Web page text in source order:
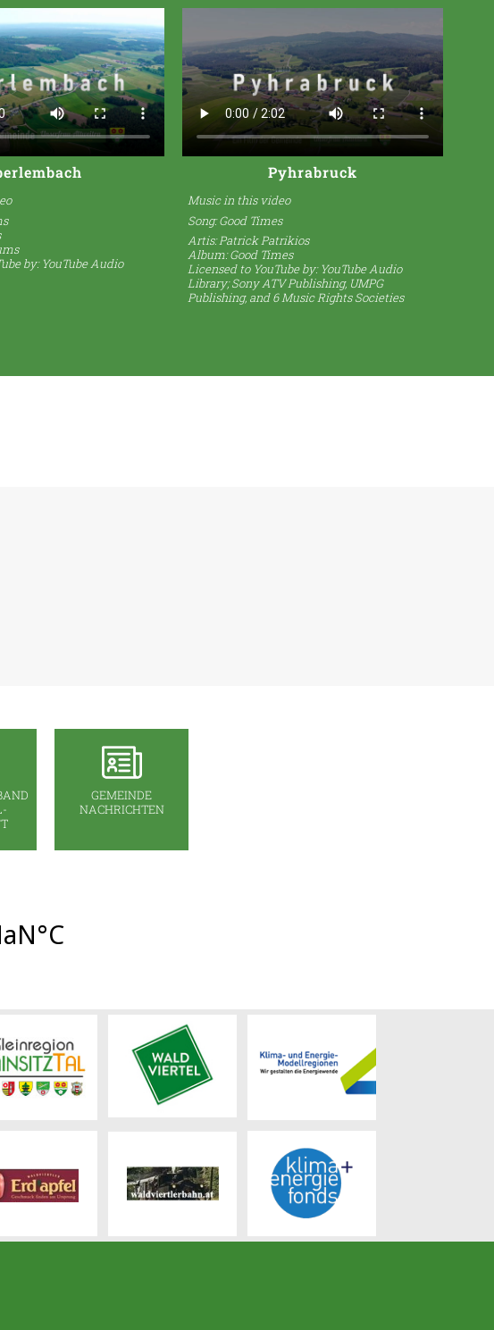
by: YouTube Audio
Pyhrabruck
Music in this video
Song:Good Times
Artis: Patrick Patrikios
Album: Good Times
Licensed to YouTube by: YouTube Audio
Library; Sony ATV Publishing, UMPG
Publishing, and 6 Music Rights Societies
GEMEINDE
NACHRICHTEN